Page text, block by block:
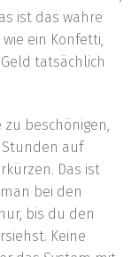
ist das wahre
wie ein Konfetti,
tatsächlich
zu beschönigen,
Stunden auf
Das ist
bei den
bis du den
Keine